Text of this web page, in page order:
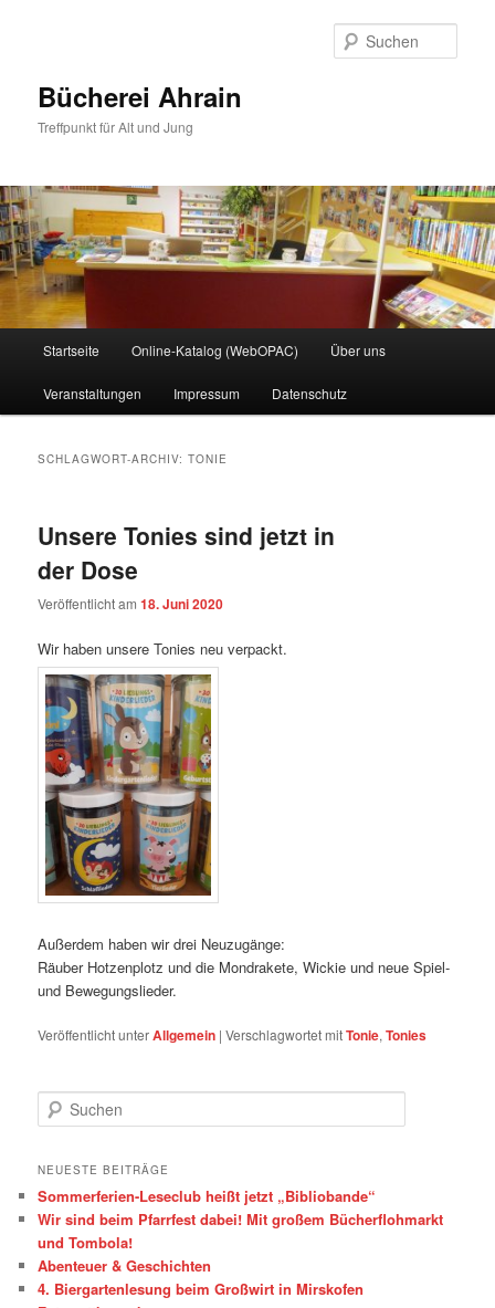
Bücherei Ahrain
Treffpunkt für Alt und Jung
Startseite Online-Katalog (WebOPAC) Über uns
Veranstaltungen Impressum Datenschutz
SCHLAGWORT-ARCHIV:TONIE
Unsere Tonies sind jetzt in
der Dose
Veröffentlicht am18. Juni 2020
Wir haben unsere Tonies neu verpackt.
Außerdem haben wir drei Neuzugänge:
Räuber Hotzenplotz und die Mondrakete, Wickie und neue Spiel-
und Bewegungslieder.
Veröffentlicht unterAllgemein |Verschlagwortet mitTonie,Tonies
u
h
n
NEUESTE BEITRÄGE
Sommerferien-Leseclub heißt jetzt „Bibliobande“
Wir sind beim Pfarrfest dabei! Mit großem Bücherflohmarkt
und Tombola!
Abenteuer & Geschichten
4. Biergartenlesung beim Großwirt in Mirskofen